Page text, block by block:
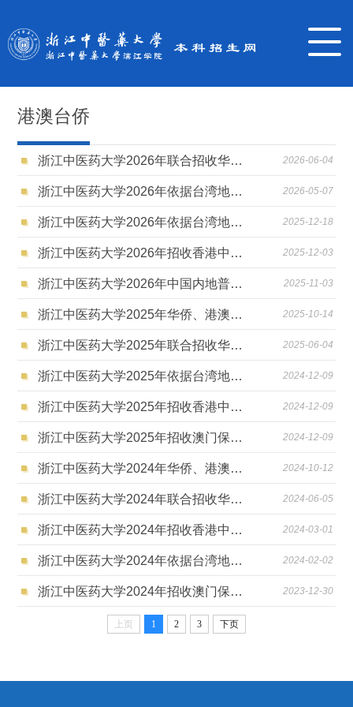
港澳台侨
浙江中医药大学2026年联合招收华侨港澳台学生简章 2026-06-04
浙江中医药大学2026年依据台湾地区大学入学考试学科能力测试成绩招收台湾高中毕业生面试结果公示 2026-05-07
浙江中医药大学2026年依据台湾地区大学入学考试学科能力测试成绩招收台湾高中毕业生简章 2025-12-18
浙江中医药大学2026年招收香港中学文凭考试学生招生简章 2025-12-03
浙江中医药大学2026年中国内地普通高校联合招收澳门保送生简章 2025-11-03
浙江中医药大学2025年华侨、港澳台录取情况 2025-10-14
浙江中医药大学2025年联合招收华侨港澳台学生简章 2025-06-04
浙江中医药大学2025年依据台湾地区大学入学考试学科能力测试成绩招收台湾高中毕业生简章 2024-12-09
浙江中医药大学2025年招收香港中学文凭考试学生招生简章 2024-12-09
浙江中医药大学2025年招收澳门保送生招生简章 2024-12-09
浙江中医药大学2024年华侨、港澳台录取情况 2024-10-12
浙江中医药大学2024年联合招收华侨港澳台学生简章 2024-06-05
浙江中医药大学2024年招收香港中学文凭考试学生招生简章 2024-03-01
浙江中医药大学2024年依据台湾地区大学入学考试学科能力测试成绩招收台湾高中毕业生简章 2024-02-02
浙江中医药大学2024年招收澳门保送生招生简章 2023-12-30
上页 1 2 3 下页